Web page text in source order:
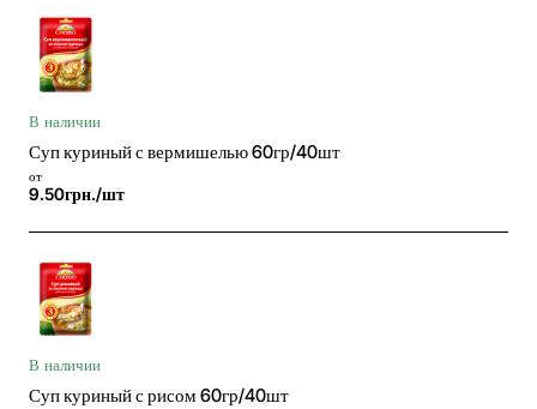
В наличии
Суп куриный с вермишелью 60гр/40шт
от
9.50грн./шт
В наличии
Суп куриный с рисом 60гр/40шт